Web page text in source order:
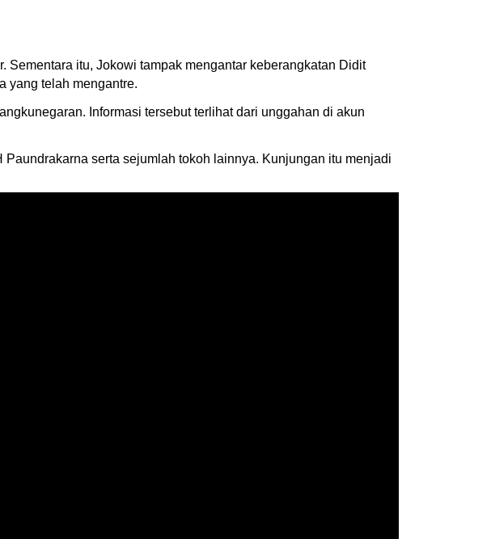
itu, Jokowi tampak mengantar keberangkatan Didit
yang telah mengantre.
Informasi tersebut terlihat dari unggahan di akun
serta sejumlah tokoh lainnya. Kunjungan itu menjadi